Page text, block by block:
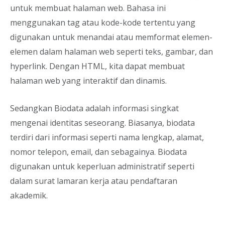
untuk membuat halaman web. Bahasa ini
menggunakan tag atau kode-kode tertentu yang
digunakan untuk menandai atau memformat elemen-
elemen dalam halaman web seperti teks, gambar, dan
hyperlink. Dengan HTML, kita dapat membuat
halaman web yang interaktif dan dinamis.
Sedangkan Biodata adalah informasi singkat
mengenai identitas seseorang. Biasanya, biodata
terdiri dari informasi seperti nama lengkap, alamat,
nomor telepon, email, dan sebagainya. Biodata
digunakan untuk keperluan administratif seperti
dalam surat lamaran kerja atau pendaftaran
akademik.